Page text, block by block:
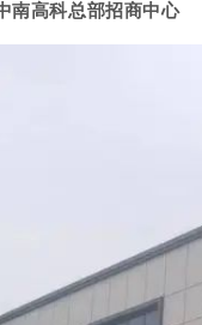
南高科总部招商中心